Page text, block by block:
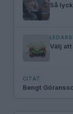
Så
Välj
CITAT
Bengt